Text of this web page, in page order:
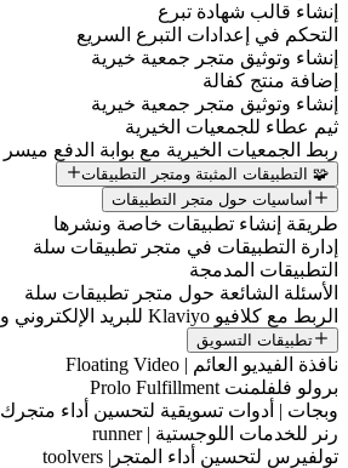
إنشاء قالب شهادة تبرع
التحكم في إعدادات التبرع السريع
إنشاء وتوثيق متجر جمعية خيرية
إضافة منتج كفالة
إنشاء وتوثيق متجر جمعية خيرية
ثيم عطاء للجمعيات الخيرية
ربط الجمعيات الخيرية مع بوابة الدفع ميسر
🧩 التطبيقات المثبتة ومتجر التطبيقات
أساسيات حول متجر التطبيقات
طريقة إنشاء تطبيقات خاصة ونشرها
إدارة التطبيقات في متجر تطبيقات سلة
التطبيقات المدمجة
الأسئلة الشائعة حول متجر تطبيقات سلة
الربط مع كلافيو Klaviyo للبريد الإلكتروني والـ SMS
تطبيقات التسويق
نافذة الفيديو العائم | Floating Video
برولو فلفلمنت Prolo Fulfillment
وبجات | أدوات تسويقية لتحسين أداء متجرك
رنر للخدمات اللوجستية | runner
تولفيرس لتحسين أداء المتجر| toolvers